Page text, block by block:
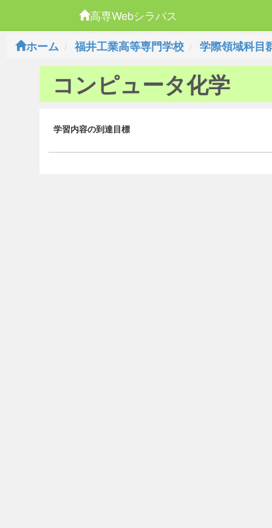
高専Webシラバス
ホーム
福井工業高等専門学校 学際領域科目
コンピュータ化学
学習内容の到達目標